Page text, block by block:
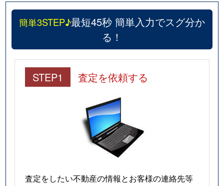
簡単3STEP♪最短45秒 簡単入力でスグ分か
る！
STEP1 査定を依頼する
査定をしたい不動産の情報とお客様の連絡先等